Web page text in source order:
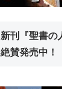
新刊『聖書の
絶賛発売中！